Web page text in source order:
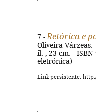
7 - Retórica e
Oliveira Várzeas.
il. ; 23 cm. - ISBN
eletrónica)
Link persistente: